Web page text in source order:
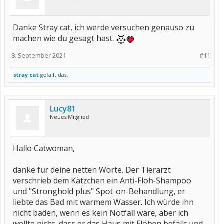
Danke Stray cat, ich werde versuchen genauso zu
machen wie du gesagt hast.
#11
8. September 2021
stray cat gefällt das.
Lucy81
Neues Mitglied
Hallo Catwoman,
danke für deine netten Worte. Der Tierarzt
verschrieb dem Kätzchen ein Anti-Floh-Shampoo
und "Stronghold plus" Spot-on-Behandlung, er
liebte das Bad mit warmem Wasser. Ich würde ihn
nicht baden, wenn es kein Notfall wäre, aber ich